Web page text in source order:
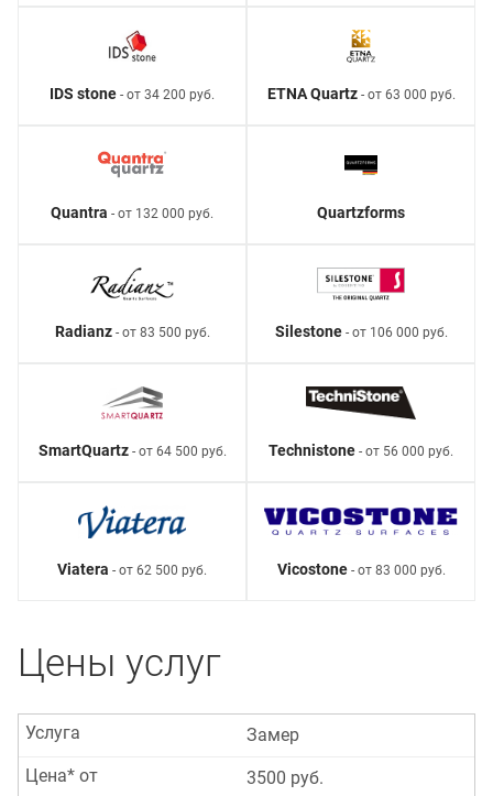
IDS stone - от 34 200 руб. ETNA Quartz- от 63 000 руб.
Quantra - от 132 000 руб. Quartzforms
Radianz- от 83 500 руб. Silestone- от 106 000 руб.
SmartQuartz- от 64 500 руб. Technistone - от 56 000 руб.
Viatera - от 62 500 руб. Vicostone- от 83 000 руб.
Цены услуг
Замер
Услуга
3500 руб.
Цена* от